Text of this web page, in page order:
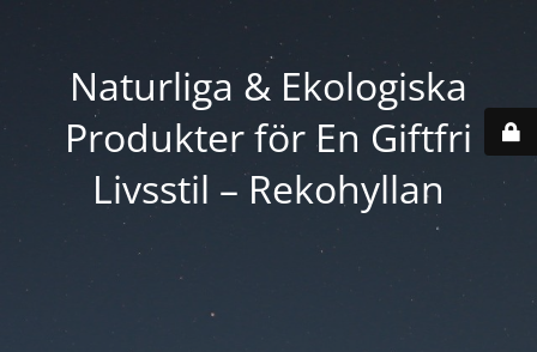
Naturliga & Ekologiska
Produkter för En Giftfri
Livsstil – Rekohyllan